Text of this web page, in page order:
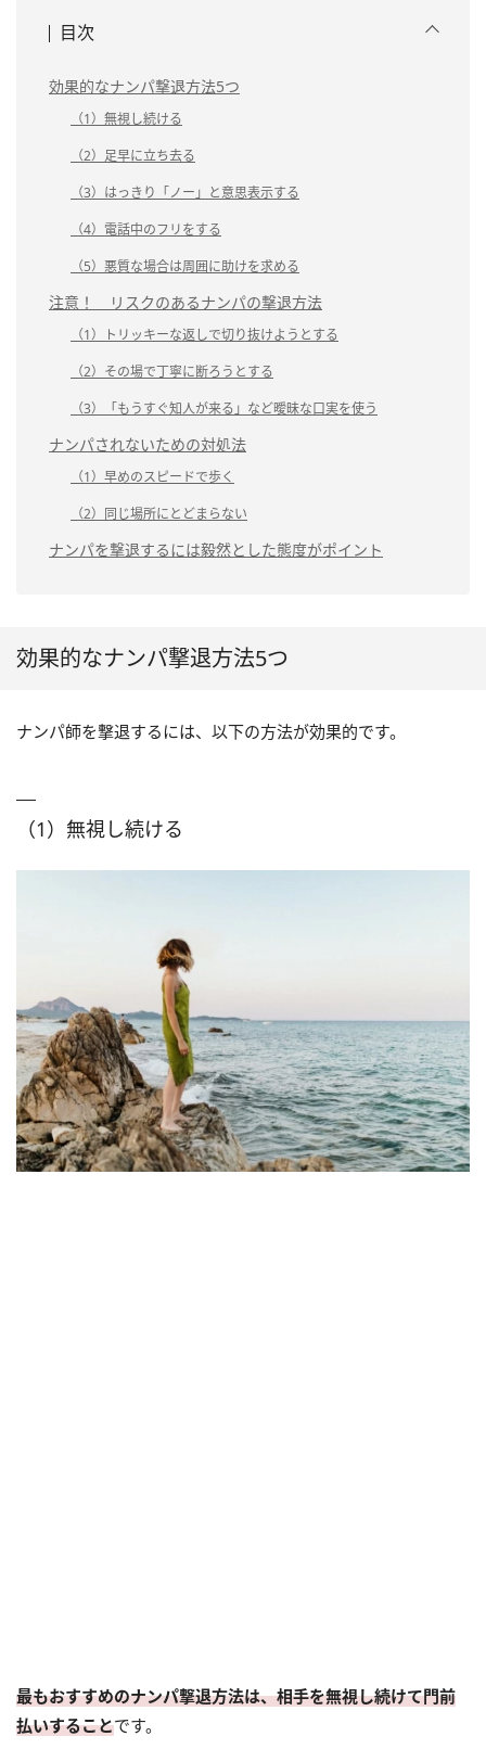
目次
効果的なナンパ撃退方法5つ
（1）無視し続ける
（2）足早に立ち去る
（3）はっきり「ノー」と意思表示する
（4）電話中のフリをする
（5）悪質な場合は周囲に助けを求める
注意！ リスクのあるナンパの撃退方法
（1）トリッキーな返しで切り抜けようとする
（2）その場で丁寧に断ろうとする
（3）「もうすぐ知人が来る」など曖昧な口実を使う
ナンパされないための対処法
（1）早めのスピードで歩く
（2）同じ場所にとどまらない
ナンパを撃退するには毅然とした態度がポイント
効果的なナンパ撃退方法5つ
ナンパ師を撃退するには、以下の方法が効果的です。
（1）無視し続ける
最もおすすめのナンパ撃退方法は、相手を無視し続けて門前
払いすることです。